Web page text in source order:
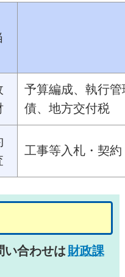
予算編成、執行
債、地方交付税
工事等入札・契
い合わせは 財政課